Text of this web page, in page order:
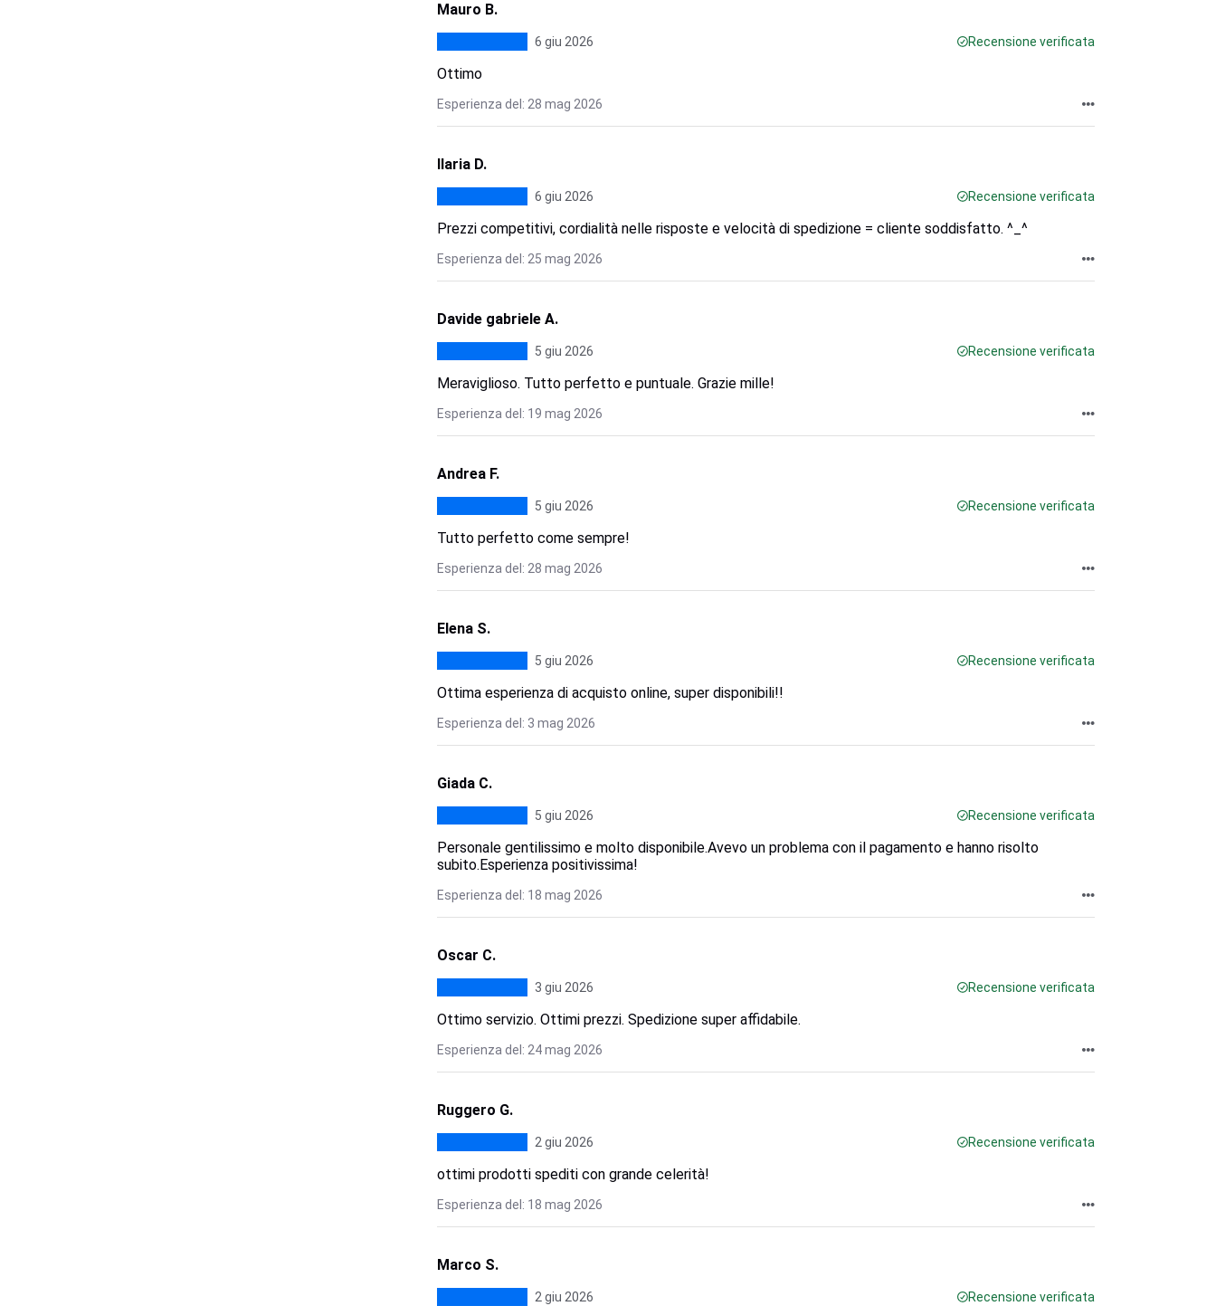
Mauro B.
6 giu 2026 Recensione verificata
Ottimo
Esperienza del: 28 mag 2026
Ilaria D.
6 giu 2026 Recensione verificata
Prezzi competitivi, cordialità nelle risposte e velocità di spedizione = cliente soddisfatto. ^_^
Esperienza del: 25 mag 2026
Davide gabriele A.
5 giu 2026 Recensione verificata
Meraviglioso. Tutto perfetto e puntuale. Grazie mille!
Esperienza del: 19 mag 2026
Andrea F.
5 giu 2026 Recensione verificata
Tutto perfetto come sempre!
Esperienza del: 28 mag 2026
Elena S.
5 giu 2026 Recensione verificata
Ottima esperienza di acquisto online, super disponibili!!
Esperienza del: 3 mag 2026
Giada C.
5 giu 2026 Recensione verificata
Personale gentilissimo e molto disponibile.Avevo un problema con il pagamento e hanno risolto
subito.Esperienza positivissima!
Esperienza del: 18 mag 2026
Oscar C.
3 giu 2026 Recensione verificata
Ottimo servizio. Ottimi prezzi. Spedizione super affidabile.
Esperienza del: 24 mag 2026
Ruggero G.
2 giu 2026 Recensione verificata
ottimi prodotti spediti con grande celerità!
Esperienza del: 18 mag 2026
Marco S.
2 giu 2026 Recensione verificata